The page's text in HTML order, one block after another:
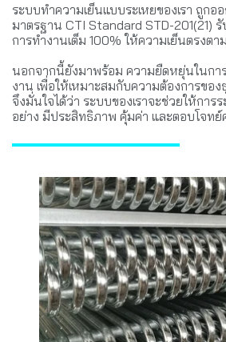
ระบบทำความเย็นแบบระเหยของเรา ถูก
มาตรฐาน CTI Standard STD-201(21)
การทำงานเต็ม 100% ให้ความเย็นตรงต
นอกจากนี้ยังมาพร้อม ความยืดหยุ่นในกา
งาน เพื่อให้เหมาะสมกับความต้องการขอ
จึงมั่นใจได้ว่า ระบบของเราจะช่วยให้การ
อย่าง มีประสิทธิภาพ คุ้มค่า และตอบโจท